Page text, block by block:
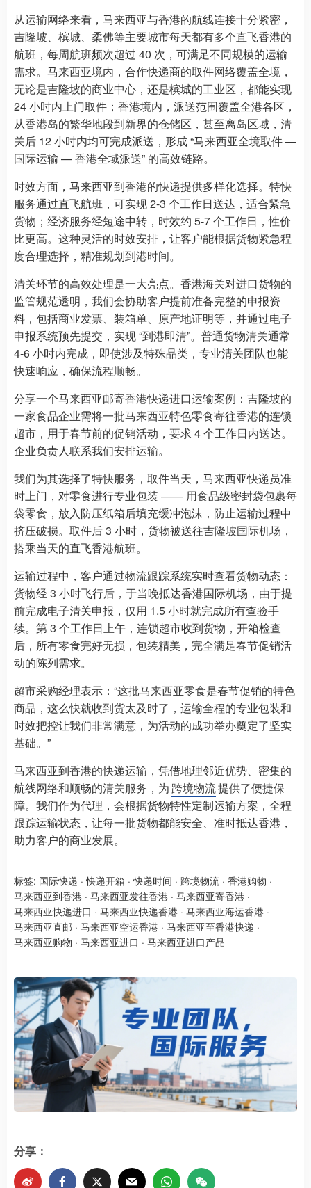
从运输网络来看，马来西亚与香港的航线连接十分紧密，
吉隆坡、槟城、柔佛等主要城市每天都有多个直飞香港的
航班，每周航班频次超过 40 次，可满足不同规模的运输
需求。马来西亚境内，合作快递商的取件网络覆盖全境，
无论是吉隆坡的商业中心，还是槟城的工业区，都能实现
24 小时内上门取件；香港境内，派送范围覆盖全港各区，
从香港岛的繁华地段到新界的仓储区，甚至离岛区域，清
关后 12 小时内均可完成派送，形成 “马来西亚全境取件 —
国际运输 — 香港全域派送” 的高效链路。​
时效方面，马来西亚到香港的快递提供多样化选择。特快
服务通过直飞航班，可实现 2-3 个工作日送达，适合紧急
货物；经济服务经短途中转，时效约 5-7 个工作日，性价
比更高。这种灵活的时效安排，让客户能根据货物紧急程
度合理选择，精准规划到港时间。​
清关环节的高效处理是一大亮点。香港海关对进口货物的
监管规范透明，我们会协助客户提前准备完整的申报资
料，包括商业发票、装箱单、原产地证明等，并通过电子
申报系统预先提交，实现 “到港即清”。普通货物清关通常
4-6 小时内完成，即使涉及特殊品类，专业清关团队也能
快速响应，确保流程顺畅。​
分享一个马来西亚邮寄香港快递进口运输案例：吉隆坡的
一家食品企业需将一批马来西亚特色零食寄往香港的连锁
超市，用于春节前的促销活动，要求 4 个工作日内送达。
企业负责人联系我们安排运输。​
我们为其选择了特快服务，取件当天，马来西亚快递员准
时上门，对零食进行专业包装 —— 用食品级密封袋包裹每
袋零食，放入防压纸箱后填充缓冲泡沫，防止运输过程中
挤压破损。取件后 3 小时，货物被送往吉隆坡国际机场，
搭乘当天的直飞香港航班。​
运输过程中，客户通过物流跟踪系统实时查看货物动态：
货物经 3 小时飞行后，于当晚抵达香港国际机场，由于提
前完成电子清关申报，仅用 1.5 小时就完成所有查验手
续。第 3 个工作日上午，连锁超市收到货物，开箱检查
后，所有零食完好无损，包装精美，完全满足春节促销活
动的陈列需求。​
超市采购经理表示：“这批马来西亚零食是春节促销的特色
商品，这么快就收到货太及时了，运输全程的专业包装和
时效把控让我们非常满意，为活动的成功举办奠定了坚实
基础。”​
马来西亚到香港的快递运输，凭借地理邻近优势、密集的
航线网络和顺畅的清关服务，为 跨境物流提供了便捷保
障。我们作为代理，会根据货物特性定制运输方案，全程
跟踪运输状态，让每一批货物都能安全、准时抵达香港，
助力客户的商业发展。
标签: 国际快递 ·快递开箱 ·快递时间 · 跨境物流 · 香港购物 ·
马来西亚到香港 · 马来西亚发往香港 · 马来西亚寄香港 ·
马来西亚快递进口 · 马来西亚快递香港 · 马来西亚海运香港 ·
马来西亚直邮 · 马来西亚空运香港 · 马来西亚至香港快递 ·
马来西亚购物 · 马来西亚进口 · 马来西亚进口产品
分享：